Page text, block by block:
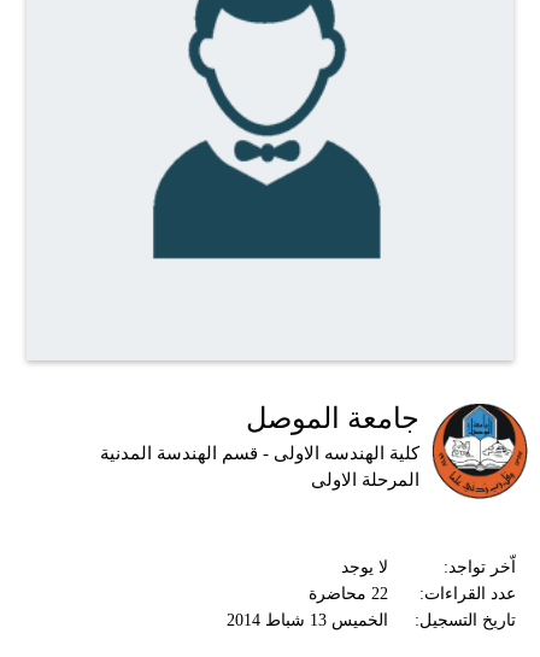
جامعة الموصل
كلية الهندسه الاولى - قسم الهندسة المدنية
المرحلة الاولى
اّخر تواجد:
لا يوجد
عدد القراءات:
22 محاضرة
تاريخ التسجيل:
الخميس 13 شباط 2014